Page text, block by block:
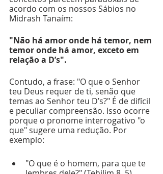
acordo com os nossos Sábios no
Midrash Tanaím:
"Não há amor onde há temor, nem
temor onde há amor, exceto em
relação a D’s".
Contudo, a frase: "O que o Senhor
teu Deus requer de ti, senão que
temas ao Senhor teu D’s?" É de difícil
e peculiar compreensão. Isso ocorre
porque o pronome interrogativo "o
que" sugere uma redução. Por
exemplo:
"O que é o homem, para que te